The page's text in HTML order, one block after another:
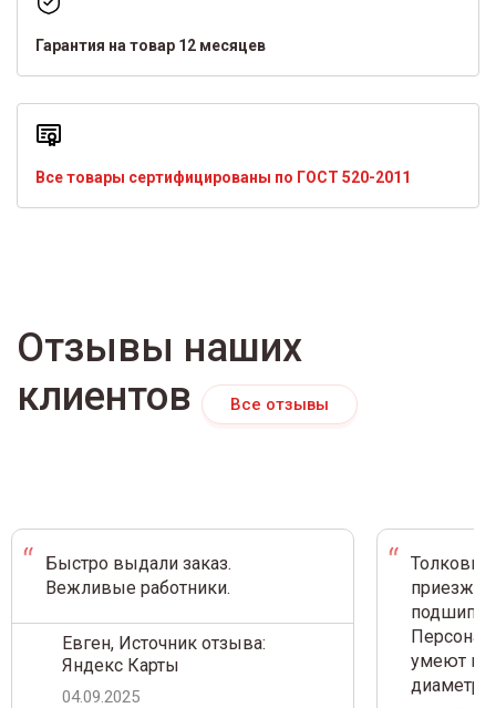
Гарантия на товар 12 месяцев
Все товары сертифицированы по ГОСТ 520-2011
Отзывы наших
клиентов
Все отзывы
Быстро выдали заказ.
Вежливые работники.
Евген, Источник отзыва:
Яндекс Карты
04.09.2025
Толковый
умеют на
диаметр.